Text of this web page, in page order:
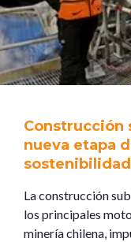
Construcción
nueva etapa
La construcción
los principales
minería chilena,